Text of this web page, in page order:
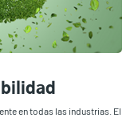
en todas las industrias. El